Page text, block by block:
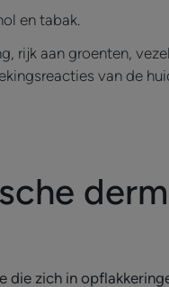
en tabak.
rijk aan groenten,
van de
die zich in